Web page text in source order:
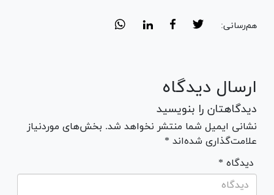
هم‌رسانی:
ارسال دیدگاه
دیدگاهتان را بنویسید
نشانی ایمیل شما منتشر نخواهد شد. بخش‌های موردنیاز
علامت‌گذاری شده‌اند *
* دیدگاه